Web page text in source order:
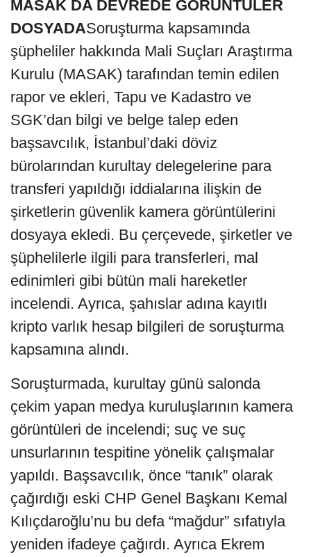
MASAK DA DEVREDE GÖRÜNTÜLER
DOSYADASoruşturma kapsamında
şüpheliler hakkında Mali Suçları Araştırma
Kurulu (MASAK) tarafından temin edilen
rapor ve ekleri, Tapu ve Kadastro ve
SGK’dan bilgi ve belge talep eden
başsavcılık, İstanbul’daki döviz
bürolarından kurultay delegelerine para
transferi yapıldığı iddialarına ilişkin de
şirketlerin güvenlik kamera görüntülerini
dosyaya ekledi. Bu çerçevede, şirketler ve
şüphelilerle ilgili para transferleri, mal
edinimleri gibi bütün mali hareketler
incelendi. Ayrıca, şahıslar adına kayıtlı
kripto varlık hesap bilgileri de soruşturma
kapsamına alındı.
Soruşturmada, kurultay günü salonda
çekim yapan medya kuruluşlarının kamera
görüntüleri de incelendi; suç ve suç
unsurlarının tespitine yönelik çalışmalar
yapıldı. Başsavcılık, önce “tanık” olarak
çağırdığı eski CHP Genel Başkanı Kemal
Kılıçdaroğlu’nu bu defa “mağdur” sıfatıyla
yeniden ifadeye çağırdı. Ayrıca Ekrem